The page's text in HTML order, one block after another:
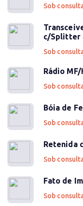
Sob
c/Splitter
Sob
Rádio MF/
Sob
Bóia de
Sob
Retenida
Sob
Fato de
Sob